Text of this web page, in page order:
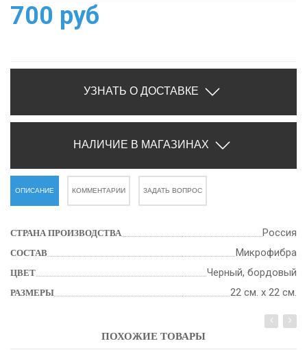
700 руб
УЗНАТЬ О ДОСТАВКЕ
НАЛИЧИЕ В МАГАЗИНАХ
ОПИСАНИЕ КОММЕНТАРИИ ЗАДАТЬ ВОПРОС
СТРАНА ПРОИЗВОДСТВА Россия
СОСТАВ Микрофибра
ЦВЕТ Черный, бордовый
РАЗМЕРЫ 22 см. х 22 см.
ПОХОЖИЕ ТОВАРЫ